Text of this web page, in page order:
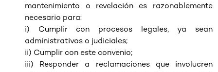
mantenimiento o revelación es razonablemente
necesario para:
i) Cumplir con procesos legales, ya sean
administrativos o judiciales;
ii) Cumplir con este convenio;
iii) Responder a reclamaciones que involucren